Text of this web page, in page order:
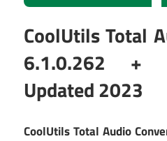
CoolUtils Total
6.1.0.262 + الكراك تنزيل
Updated 2023
CoolUtils Total Audio